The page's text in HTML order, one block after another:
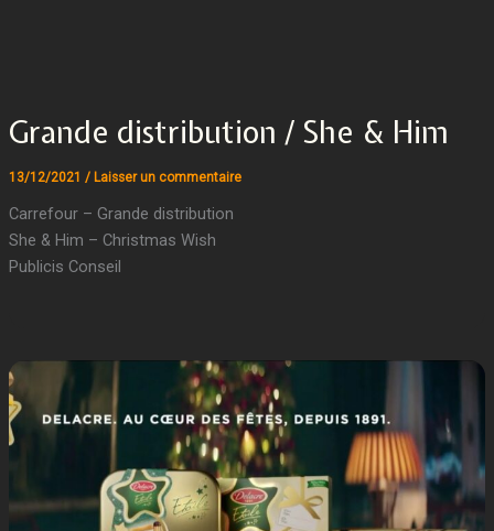
Grande distribution / She & Him
13/12/2021 / Laisser un commentaire
Carrefour – Grande distribution
She & Him – Christmas Wish
Publicis Conseil